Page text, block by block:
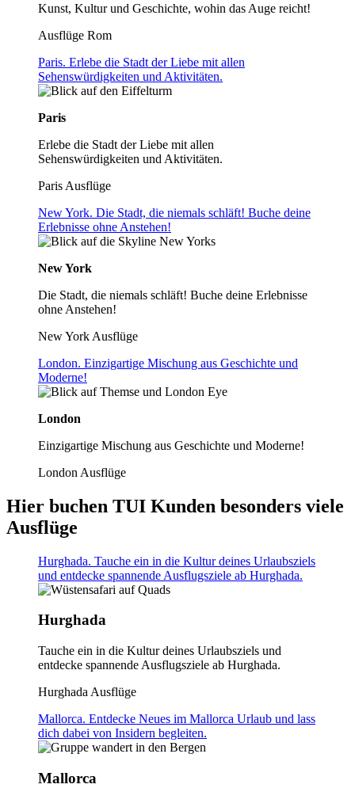
Kunst, Kultur und Geschichte, wohin das Auge reicht!
Ausflüge Rom
Paris. Erlebe die Stadt der Liebe mit allen
Sehenswürdigkeiten und Aktivitäten.
Paris
Erlebe die Stadt der Liebe mit allen
Sehenswürdigkeiten und Aktivitäten.
Paris Ausflüge
New York. Die Stadt, die niemals schläft! Buche deine
Erlebnisse ohne Anstehen!
New York
Die Stadt, die niemals schläft! Buche deine Erlebnisse
ohne Anstehen!
New York Ausflüge
London. Einzigartige Mischung aus Geschichte und
Moderne!
London
Einzigartige Mischung aus Geschichte und Moderne!
London Ausflüge
Hier buchen TUI Kunden besonders viele
Ausflüge
Hurghada. Tauche ein in die Kultur deines Urlaubsziels
und entdecke spannende Ausflugsziele ab Hurghada.
Hurghada
Tauche ein in die Kultur deines Urlaubsziels und
entdecke spannende Ausflugsziele ab Hurghada.
Hurghada Ausflüge
Mallorca. Entdecke Neues im Mallorca Urlaub und lass
dich dabei von Insidern begleiten.
Mallorca